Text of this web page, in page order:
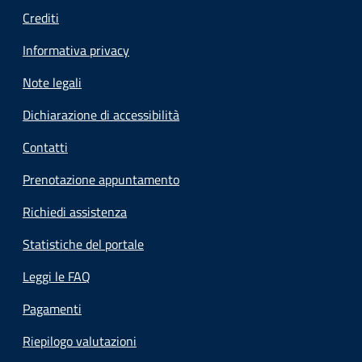
Crediti
Informativa privacy
Note legali
Dichiarazione di accessibilità
Contatti
Prenotazione appuntamento
Richiedi assistenza
Statistiche del portale
Leggi le FAQ
Pagamenti
Riepilogo valutazioni